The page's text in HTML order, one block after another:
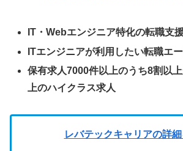
IT・Webエンジニア特化の転職支
ITエンジニアが利用したい転職エ
保有求人7000件以上のうち8割以
上のハイクラス求人
レバテックキャリアの詳